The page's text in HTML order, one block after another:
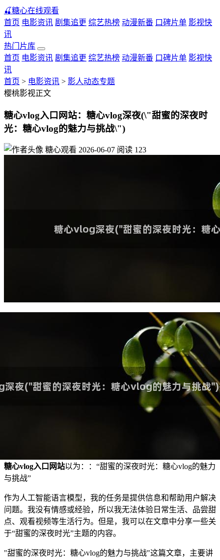
🍒糖心在线观看
首页 电影资讯 剧集追更 综艺热榜 动漫新番 口碑片单 影视快
讯
热门片库
首页 电影资讯 剧集追更 综艺热榜 动漫新番 口碑片单 影视快
讯
首页 > 电影资讯 > 影人动态专题
樱桃影视正文
糖心vlog入口网站：糖心vlog深夜(\"甜蜜的深夜时
光：糖心vlog的魅力与挑战\")
糖心观看 2026-06-07 阅读 123
糖心vlog入口网站以为：：“甜蜜的深夜时光：糖心vlog的魅力
与挑战”
作为人工智能语言模型，我的任务是提供信息和帮助用户解决
问题。我没有情感或经验，所以我无法体验日常生活、品尝甜
点、观看视频等生活行为。但是，我可以在文章中分享一些关
于“甜蜜的深夜时光”主题的内容。
"甜蜜的深夜时光：糖心vlog的魅力与挑战"这篇文章，主要讲